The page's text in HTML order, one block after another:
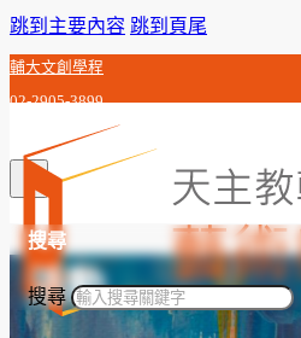
跳到主要內容 跳到頁尾
輔大文創學程
02-2905-3899
c0j992010@gmail.com
搜尋
搜尋
活動